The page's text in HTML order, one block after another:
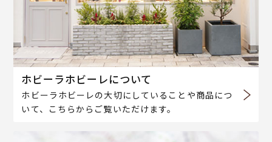
ホビーラホビーレについて
ホビーラホビーレの大切にしていることや商品につ
いて、こちらからご覧いただけます。